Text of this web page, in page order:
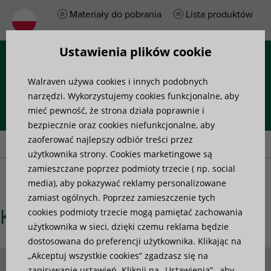
Materiały do pobrania Lista produktów
Home»Kontakt
Kontakt
Ustawienia plików cookie
Walraven używa cookies i innych podobnych
narzędzi. Wykorzystujemy cookies funkcjonalne, aby
mieć pewność, że strona działa poprawnie i
bezpiecznie oraz cookies niefunkcjonalne, aby
zaoferować najlepszy odbiór treści przez
użytkownika strony. Cookies marketingowe są
zamieszczane poprzez podmioty trzecie ( np. social
media), aby pokazywać reklamy personalizowane
zamiast ogólnych. Poprzez zamieszczenie tych
cookies podmioty trzecie mogą pamiętać zachowania
użytkownika w sieci, dzięki czemu reklama będzie
dostosowana do preferencji użytkownika. Klikając na
„Akceptuj wszystkie cookies” zgadzasz się na